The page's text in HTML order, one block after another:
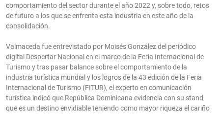
comportamiento del sector durante el año 2022 y, sobre todo, retos
de futuro a los que se enfrenta esta industria en este año de la
consolidación.
Valmaceda fue entrevistado por Moisés González del periódico
digital Despertar Nacional en el marco de la Feria Internacional de
Turismo y tras pasar balance sobre el comportamiento de la
industria turística mundial y los logros de la 43 edición de la Feria
Internacional de Turismo (FITUR), el experto en comunicación
turística indicó que República Dominicana evidencia con su stand
que es un destino envidiable teniendo como mayor riqueza el cariño